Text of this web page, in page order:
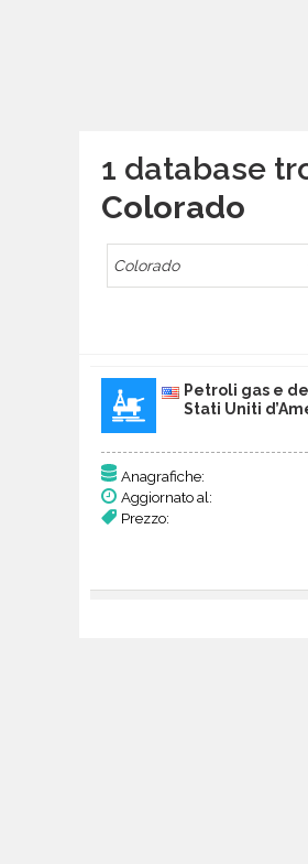
1 database
Colorado
Colorado
Petroli gas e
Stati Uniti
Anagrafiche:
Aggiornato al:
Prezzo: